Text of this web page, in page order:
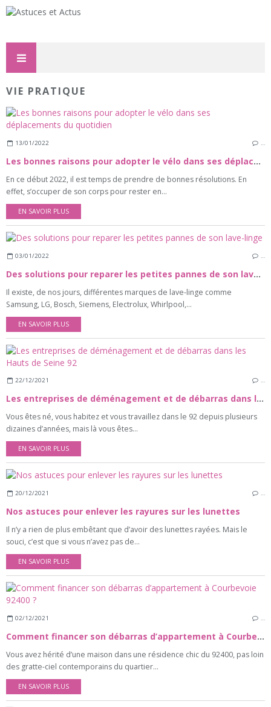
VIE PRATIQUE
13/01/2022 …
Les bonnes raisons pour adopter le vélo dans ses déplacements du quotidien
En ce début 2022, il est temps de prendre de bonnes résolutions. En
effet, s’occuper de son corps pour rester en...
EN SAVOIR PLUS
03/01/2022 …
Des solutions pour reparer les petites pannes de son lave-linge
Il existe, de nos jours, différentes marques de lave-linge comme
Samsung, LG, Bosch, Siemens, Electrolux, Whirlpool,...
EN SAVOIR PLUS
22/12/2021 …
Les entreprises de déménagement et de débarras dans les Hauts de Seine 92
Vous êtes né, vous habitez et vous travaillez dans le 92 depuis plusieurs
dizaines d’années, mais là vous êtes...
EN SAVOIR PLUS
20/12/2021 …
Nos astuces pour enlever les rayures sur les lunettes
Il n’y a rien de plus embêtant que d’avoir des lunettes rayées. Mais le
souci, c’est que si vous n’avez pas de...
EN SAVOIR PLUS
02/12/2021
Comment financer son débarras d’appartement à Courbevoie 92400 ?
Vous avez hérité d’une maison dans une résidence chic du 92400, pas loin
des gratte-ciel contemporains du quartier...
EN SAVOIR PLUS